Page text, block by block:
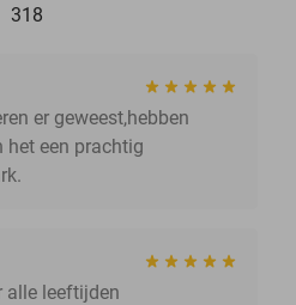
318
er geweest,hebben
het een prachtig
alle leeftijden